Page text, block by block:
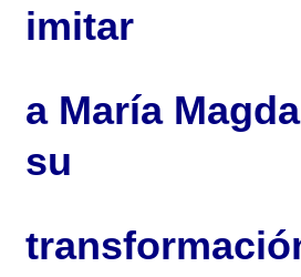
imitar
a María
su